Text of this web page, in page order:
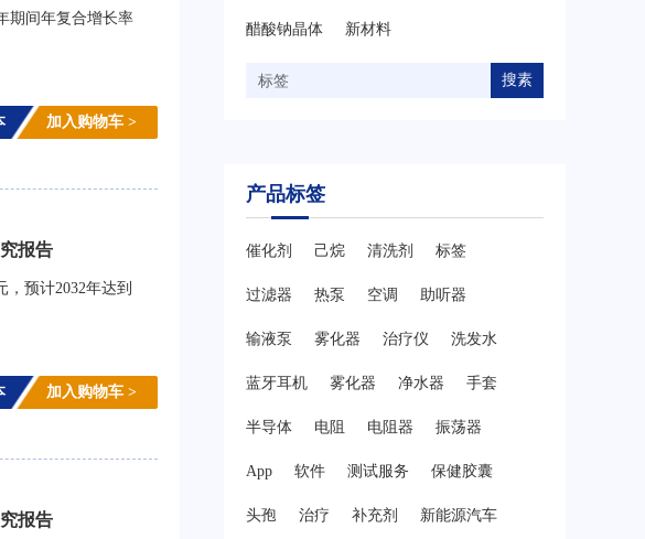
期间年复合增长率
加入购物车 >
报告
，预计2032年达到
加入购物车 >
报告
醋酸钠晶体 新材料
搜素
产品标签
催化剂 己烷 清洗剂 标签
过滤器 热泵 空调 助听器
输液泵 雾化器 治疗仪 洗发水
蓝牙耳机 雾化器 净水器 手套
半导体 电阻 电阻器 振荡器
App 软件 测试服务 保健胶囊
头孢 治疗 补充剂 新能源汽车